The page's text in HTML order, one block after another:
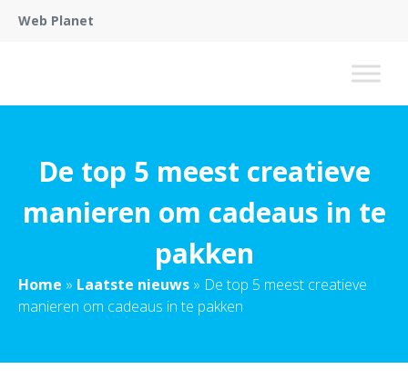
Web Planet
De top 5 meest creatieve
manieren om cadeaus in te
pakken
Home » Laatste nieuws » De top 5 meest creatieve
manieren om cadeaus in te pakken